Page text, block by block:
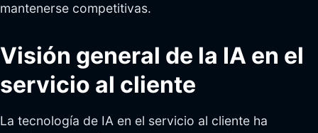
mantenerse competitivas.
Visión general de la IA en el
servicio al cliente
La tecnología de IA en el servicio al cliente ha